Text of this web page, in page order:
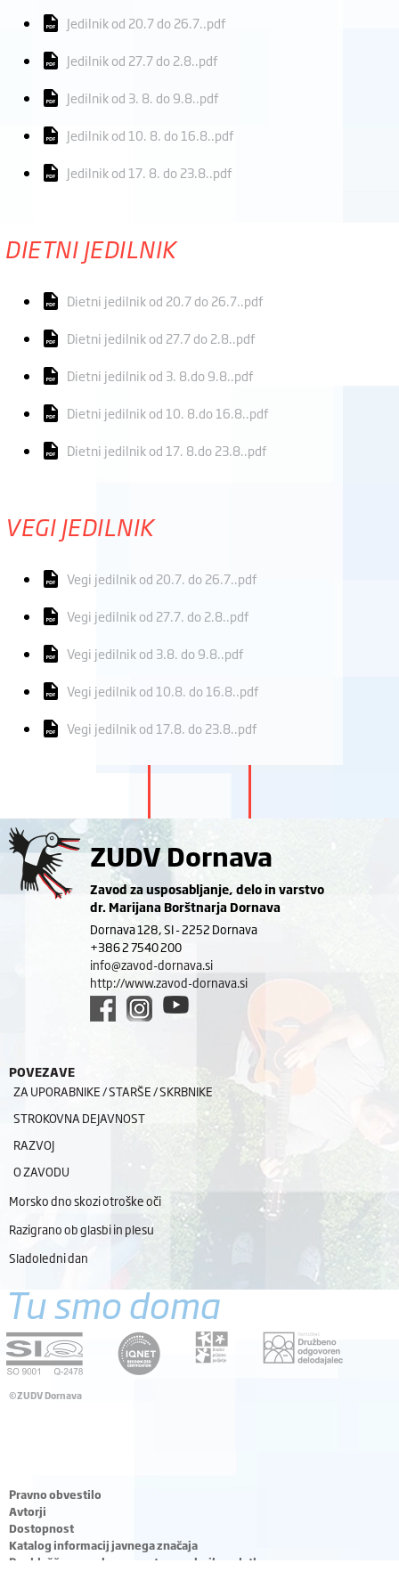
Jedilnik od 20.7 do 26.7..pdf
Jedilnik od 27.7 do 2.8..pdf
Jedilnik od 3. 8. do 9.8..pdf
Jedilnik od 10. 8. do 16.8..pdf
Jedilnik od 17. 8. do 23.8..pdf
DIETNI JEDILNIK
Dietni jedilnik od 20.7 do 26.7..pdf
Dietni jedilnik od 27.7 do 2.8..pdf
Dietni jedilnik od 3. 8.do 9.8..pdf
Dietni jedilnik od 10. 8.do 16.8..pdf
Dietni jedilnik od 17. 8.do 23.8..pdf
VEGI JEDILNIK
Vegi jedilnik od 20.7. do 26.7..pdf
Vegi jedilnik od 27.7. do 2.8..pdf
Vegi jedilnik od 3.8. do 9.8..pdf
Vegi jedilnik od 10.8. do 16.8..pdf
Vegi jedilnik od 17.8. do 23.8..pdf
ZUDV Dornava
Zavod za usposabljanje, delo in varstvo
dr. Marijana Borštnarja Dornava
Dornava 128, SI - 2252 Dornava
+386 2 7540 200
info@zavod-dornava.si
http://www.zavod-dornava.si
POVEZAVE
ZA UPORABNIKE / STARŠE / SKRBNIKE
STROKOVNA DEJAVNOST
RAZVOJ
O ZAVODU
Morsko dno skozi otroške oči
Razigrano ob glasbi in plesu
Sladoledni dan
Tu smo doma
©ZUDV Dornava
Pravno obvestilo
Avtorji
Dostopnost
Katalog informacij javnega značaja
Pooblaščena oseba za varstvo osebnih podatkov